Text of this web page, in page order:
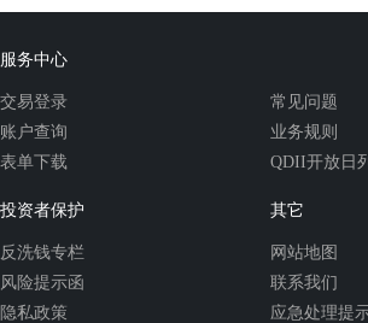
服务中心
交易登录
账户查询
表单下载
常见问题
业务规则
QDII开放日
投资者保护
反洗钱专栏
风险提示函
隐私政策
其它
网站地图
联系我们
应急处理提